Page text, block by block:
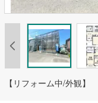
【リフォーム中/外観】